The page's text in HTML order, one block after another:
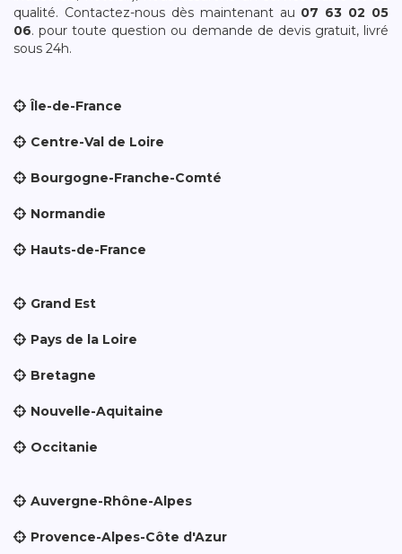
qualité. Contactez-nous dès maintenant au 07 63 02 05
06. pour toute question ou demande de devis gratuit, livré
sous 24h.
Île-de-France
Centre-Val de Loire
Bourgogne-Franche-Comté
Normandie
Hauts-de-France
Grand Est
Pays de la Loire
Bretagne
Nouvelle-Aquitaine
Occitanie
Auvergne-Rhône-Alpes
Provence-Alpes-Côte d'Azur